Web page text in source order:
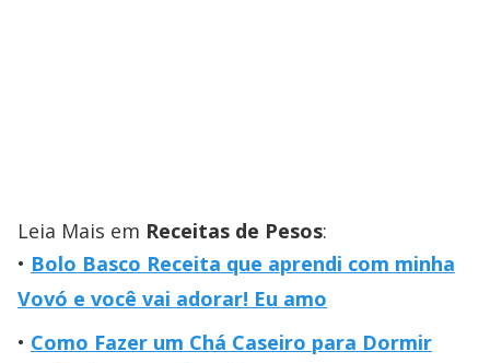
Leia Mais em Receitas de Pesos:
Bolo Basco Receita que aprendi com minha
Vovó e você vai adorar! Eu amo
Como Fazer um Chá Caseiro para Dormir